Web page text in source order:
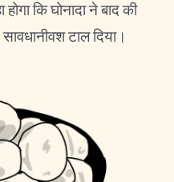
कि घोनादा ने बाद की
टाल दिया।